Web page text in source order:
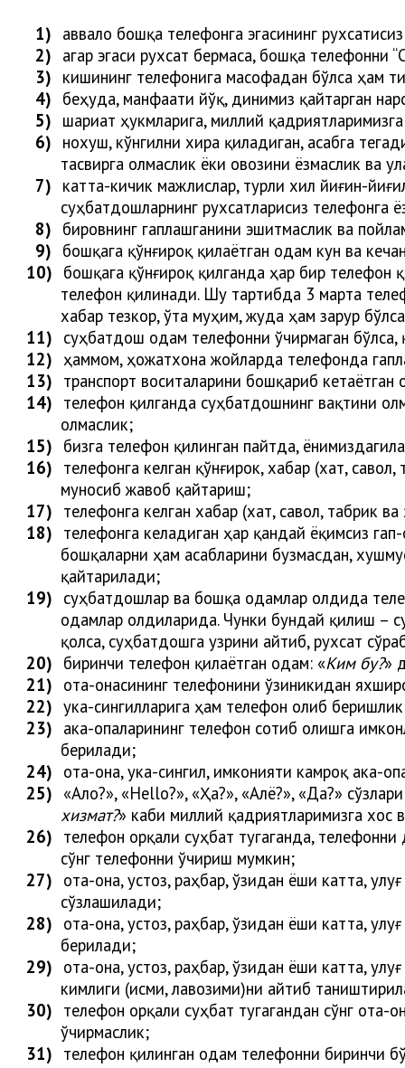
1) аввало бошқа телефонга эгасининг
2) агар эгаси рухсат бермаса, бошқа телефонни
3) кишининг телефонига масофадан бўлса ҳам
4) беҳуда, манфаати йўқ, динимиз қайтарган
5) шариат ҳукмларига, миллий
6) нохуш, кўнгилни хира қиладиган, асабга
тасвирга олмаслик ёки овозини ёзмаслик ва
7) катта-кичик мажлислар, турли хил йиғин-
суҳбатдошларнинг рухсатларисиз телефонга
8) бировнинг гаплашганини эшитмаслик ва
9) бошқага қўнғироқ қилаётган одам кун ва
10) бошқага қўнғироқ қилганда ҳар бир телефон
телефон қилинади. Шу тартибда 3 марта
хабар тезкор, ўта муҳим, жуда ҳам зарур
11) суҳбатдош одам телефонни ўчирмаган
12) ҳаммом, ҳожатхона жойларда телефонда
13) транспорт воситаларини бошқариб
14) телефон қилганда суҳбатдошнинг вақтини
олмаслик;
15) бизга телефон қилинган пайтда,
16) телефонга келган қўнғирок, хабар (хат,
муносиб жавоб қайтариш;
17) телефонга келган хабар (хат, савол, табрик
18) телефонга келадиган ҳар қандай ёқимсиз
бошқаларни ҳам асабларини бузмасдан,
қайтарилади;
19) суҳбатдошлар ва бошқа одамлар олдида
одамлар олдиларида. Чунки бундай қилиш –
қолса, суҳбатдошга узрини айтиб, рухсат
20) биринчи телефон қилаётган одам: «Ким бу?»
21) ота-онасининг телефонини ўзиникидан
22) ука-сингилларига ҳам телефон олиб
23) ака-опаларининг телефон сотиб олишга
берилади;
24) ота-она, ука-сингил, имконияти камроқ ака-
25) «Ало?», «Hello?», «Ҳа?», «Алё?», «Да?»
хизмат?» каби миллий қадриятларимизга хос
26) телефон орқали суҳбат тугаганда, телефонни
сўнг телефонни ўчириш мумкин;
27) ота-она, устоз, раҳбар, ўзидан ёши катта,
сўзлашилади;
28) ота-она, устоз, раҳбар, ўзидан ёши катта,
берилади;
29) ота-она, устоз, раҳбар, ўзидан ёши катта,
кимлиги (исми, лавозими)ни айтиб таништири
30) телефон орқали суҳбат тугагандан сўнг ота-
ўчирмаслик;
31) телефон қилинган одам телефонни биринчи